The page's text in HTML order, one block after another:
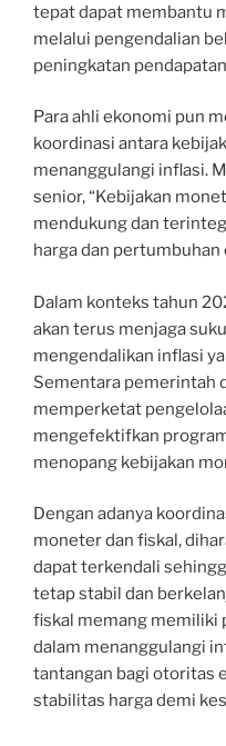
tepat dapat membantu
melalui pengendalian
peningkatan
Para ahli ekonomi pun
koordinasi antara
menanggulangi inflasi.
senior, “Kebijakan
mendukung dan
harga dan pertumbuhan
Dalam konteks tahun
akan terus menjaga
mengendalikan inflasi
Sementara pemerintah
memperketat
mengefektifkan
menopang kebijakan
Dengan adanya
moneter dan fiskal,
dapat terkendali
tetap stabil dan
fiskal memang memiliki
dalam menanggulangi
tantangan bagi otoritas
stabilitas harga demi